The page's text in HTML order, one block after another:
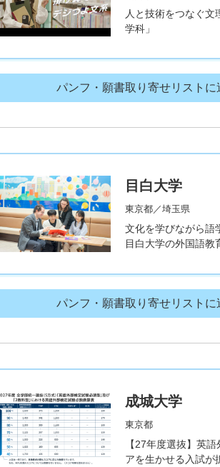
人と技術をつなぐ文
学科」
パンフ・願書取り寄せリストに
目白大学
東京都／埼玉県
文化を学びながら語
目白大学の外国語教
パンフ・願書取り寄せリストに
成城大学
東京都
【27年度選抜】英
アを生かせる入試が